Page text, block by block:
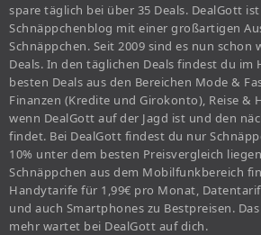
spare täglich bei über 35 Deals. DealGott
Schnäppchenblog mit einer großartigen
Schnäppchen. Seit 2009 sind es nun schon
Deals. In den täglichen Deals findest du im
besten Deals aus den Bereichen Mode &
Finanzen (Kredite und Girokonto), Reise &
wenn DealGott auf der Jagd ist und den
findet. Bei DealGott findest du nur
10% unter dem besten Preisvergleich
Schnäppchen aus dem Mobilfunkbereich
Handytarife für 1,99€ pro Monat,
und auch Smartphones zu Bestpreisen.
mehr wartet bei DealGott auf dich.